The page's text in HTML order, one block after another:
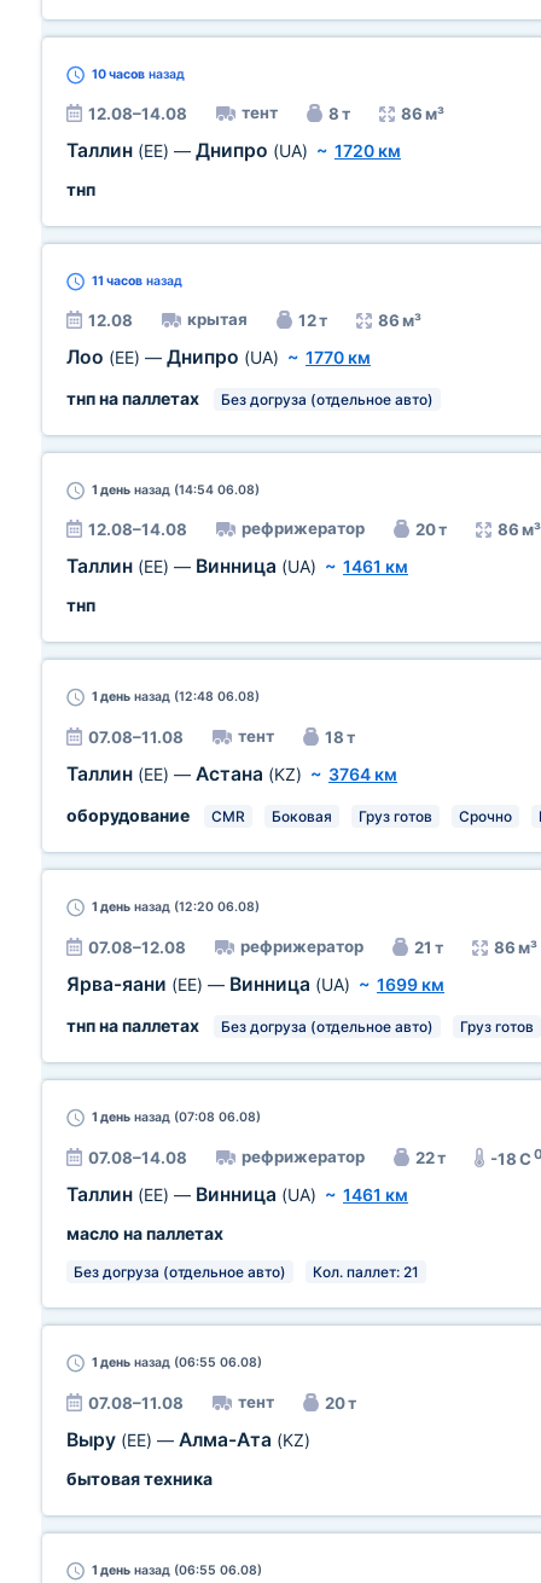
10 часов назад
12.08–14.08 тент 8 т 86 м³
Таллин (EE) — Днипро (UA) ~ 1720 км
тнп
11 часов назад
12.08 крытая 12 т 86 м³
Лоо (EE) — Днипро (UA) ~ 1770 км
тнп на паллетах
Без догруза (отдельное авто)
1 день назад (14:54 06.08)
12.08–14.08 рефрижератор 20 т 86 м³
Таллин (EE) — Винница (UA) ~ 1461 км
тнп
1 день назад (12:48 06.08)
07.08–11.08 тент 18 т
Таллин (EE) — Астана (KZ) ~ 3764 км
оборудование
CMR Боковая Груз готов Срочно
1 день назад (12:20 06.08)
07.08–12.08 рефрижератор 21 т 86 м³
Ярва-яани (EE) — Винница (UA) ~ 1699 км
тнп на паллетах
Без догруза (отдельное авто) Груз готов
1 день назад (07:08 06.08)
07.08–14.08 рефрижератор 22 т -18 C
Таллин (EE) — Винница (UA) ~ 1461 км
масло на паллетах
Без догруза (отдельное авто) Кол. паллет: 21
1 день назад (06:55 06.08)
07.08–11.08 тент 20 т
Выру (EE) — Алма-Ата (KZ)
бытовая техника
1 день назад (06:55 06.08)